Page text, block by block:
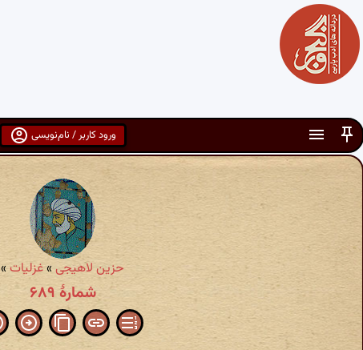
ورود کاربر / نام‌نویسی
حزین لاهیجی»غزلیات »
شمارهٔ ۶۸۹